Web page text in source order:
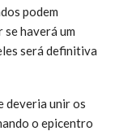
podem
haverá um
será definitiva
deveria unir os
o epicentro